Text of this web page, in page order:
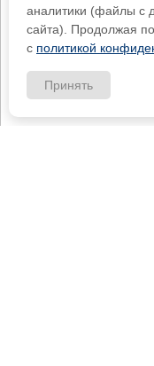
аналитики (файлы с
сайта). Продолжая
с политикой
Принять